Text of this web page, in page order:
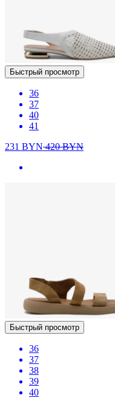
Быстрый просмотр
36
37
40
41
231 BYN420BYN
Быстрый просмотр
36
37
38
39
40